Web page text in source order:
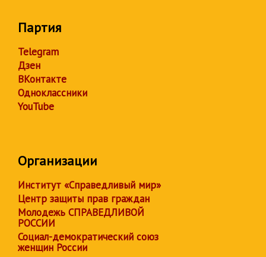
Партия
Telegram
Дзен
ВКонтакте
Одноклассники
YouTube
Организации
Институт «Справедливый мир»
Центр защиты прав граждан
Молодежь СПРАВЕДЛИВОЙ
РОССИИ
Социал-демократический союз
женщин России